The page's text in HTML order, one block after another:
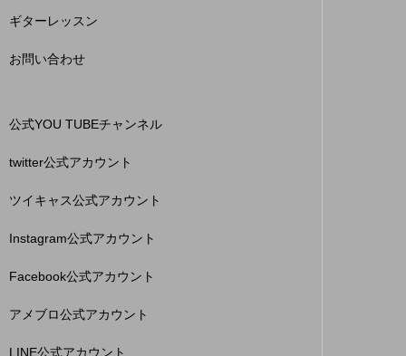
ギターレッスン
お問い合わせ
公式YOU TUBEチャンネル
twitter公式アカウント
ツイキャス公式アカウント
Instagram公式アカウント
Facebook公式アカウント
アメブロ公式アカウント
LINE公式アカウント